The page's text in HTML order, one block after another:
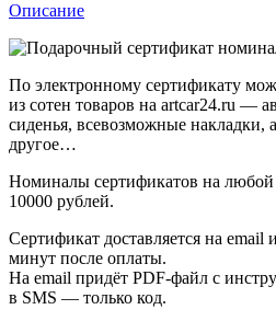
Описание
По электронному сертификату
из сотен товаров на artcar24.ru —
сиденья, всевозможные накладки,
другое…
Номиналы сертификатов на
10000 рублей.
Сертификат доставляется на email
минут после оплаты.
На email придёт PDF-файл с
в SMS — только код.